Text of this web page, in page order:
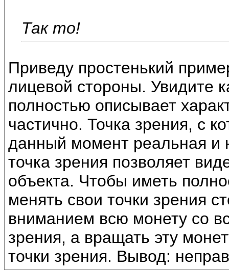
Так то!
Приведу простенький
лицевой стороны. Увидите
полностью описывает
частично. Точка зрения, с
данный момент реальная и
точка зрения позволяет
объекта. Чтобы иметь
менять свои точки зрения
вниманием всю монету со
зрения, а вращать эту
точки зрения. Вывод: